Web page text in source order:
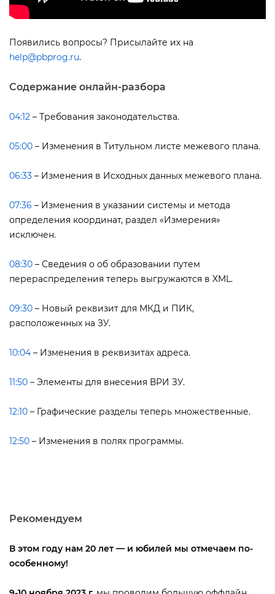
Появились вопросы? Присылайте их на
help@pbprog.ru.
Содержание онлайн-разбора
04:12 – Требования законодательства.
05:00 – Изменения в Титульном листе межевого плана.
06:33 – Изменения в Исходных данных межевого плана.
07:36 – Изменения в указании системы и метода
определения координат, раздел «Измерения»
исключен.
08:30 – Сведения о об образовании путем
перераспределения теперь выгружаются в XML.
09:30 – Новый реквизит для МКД и ПИК,
расположенных на ЗУ.
10:04 – Изменения в реквизитах адреса.
11:50 – Элементы для внесения ВРИ ЗУ.
12:10 – Графические разделы теперь множественные.
12:50 – Изменения в полях программы.
Рекомендуем
этом году нам 20 лет — и юбилей мы отмечаем по-
особенному!